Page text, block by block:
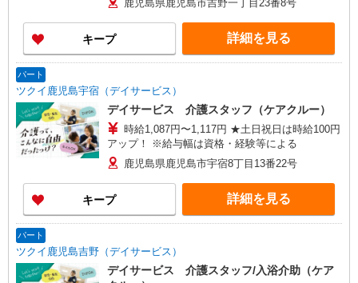
鹿児島県鹿児島市吉野一丁目23番8号
キープ 詳細を見る
パート
ツクイ鹿児島宇宿（デイサービス）
デイサービス 介護スタッフ（ケアクルー）
時給1,087円〜1,117円 ★土日祝日は時給100円
アップ！ ※給与幅は資格・経験等による
鹿児島県鹿児島市宇宿8丁目13番22号
キープ 詳細を見る
パート
ツクイ鹿児島吉野（デイサービス）
デイサービス 介護スタッフ/入浴介助（ケア